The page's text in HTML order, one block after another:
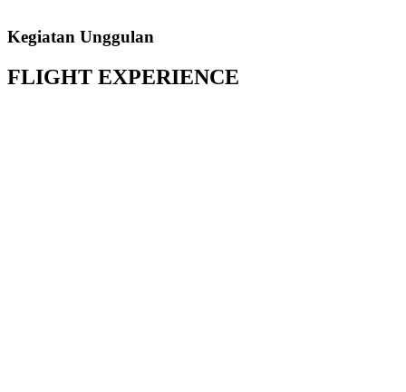
Kegiatan Unggulan
FLIGHT EXPERIENCE